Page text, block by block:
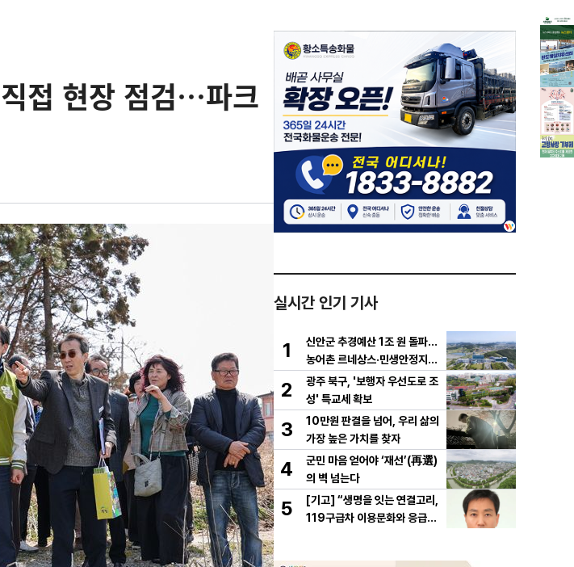
접 현장 점검…파크
실시간 인기 기사
1
신안군 추경예산 1조 원 돌파…
농어촌 르네상스·민생안정지원
금 집중 편성
2
광주 북구, '보행자 우선도로 조
성' 특교세 확보
3
10만원 판결을 넘어, 우리 삶의
가장 높은 가치를 찾자
4
군민 마음 얻어야 ‘재선’(再選)
의 벽 넘는다
5
[기고] “생명을 잇는 연결고리,
119구급차 이용문화와 응급처